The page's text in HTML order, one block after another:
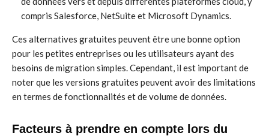
compris Salesforce, NetSuite et Microsoft Dynamics.
Ces alternatives gratuites peuvent être une bonne option
pour les petites entreprises ou les utilisateurs ayant des
besoins de migration simples. Cependant, il est important de
noter que les versions gratuites peuvent avoir des limitations
en termes de fonctionnalités et de volume de données.
Facteurs à prendre en compte lors du